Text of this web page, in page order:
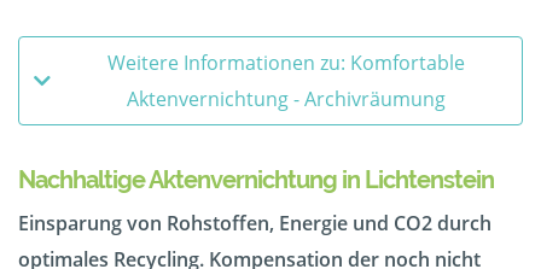
Weitere Informationen zu: Komfortable
Aktenvernichtung - Archivräumung
Nachhaltige Aktenvernichtung in Lichtenstein
Einsparung von Rohstoffen, Energie und CO2 durch
optimales Recycling. Kompensation der noch nicht